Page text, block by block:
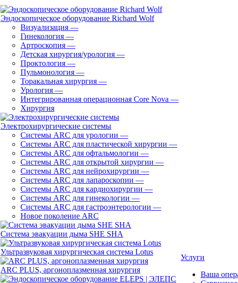
Эндоскопическое оборудование Richard Wolf
Визуализация —
Гинекология —
Артроскопия —
Детская хирургия/урология —
Проктология —
Пульмонология —
Торакальная хирургия —
Урология —
Интегрированная операционная Core Nova —
Хирургия
Электрохирургические системы
Системы ARC для урологии —
Системы ARC для пластической хирургии —
Системы ARC для офтальмологии —
Системы ARC для открытой хирургии —
Системы ARC для нейрохирургии —
Системы ARC для лапароскопии —
Системы ARC для кардиохирургии —
Системы ARC для гинекологии —
Системы ARC для гастроэнтерологии —
Новое поколение ARC
Система эвакуации дыма SHE SHA
Ультразвуковая хирургическая система Lotus
ARC PLUS, аргоноплазменная хирургия
Услуги
Ваша